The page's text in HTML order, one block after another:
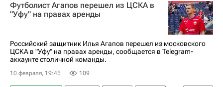
Футболист Агапов перешел из ЦСКА в
"Уфу" на правах аренды
Российский защитник Илья Агапов перешел из московского
ЦСКА в "Уфу" на правах аренды, сообщается в Telegram-
аккаунте столичной команды.
10 февраля, 19:45 109